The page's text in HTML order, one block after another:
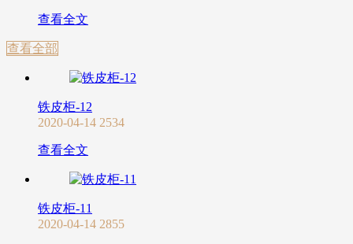
查看全文
查看全部
铁皮柜-12
2020-04-14 2534
查看全文
铁皮柜-11
2020-04-14 2855